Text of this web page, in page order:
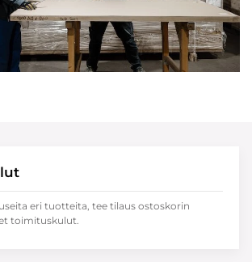
eri tuotteita, tee tilaus ostoskorin
toimituskulut.